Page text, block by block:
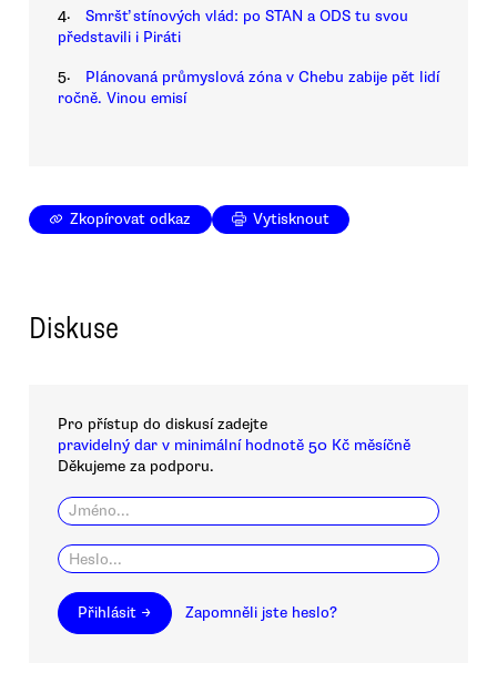
4.
Smršť stínových vlád: po STAN a ODS tu svou
představili i Piráti
5.
Plánovaná průmyslová zóna v Chebu zabije pět lidí
ročně. Vinou emisí
Zkopírovat odkaz Vytisknout
Diskuse
Pro přístup do diskusí zadejte
pravidelný dar v minimální hodnotě 50 Kč měsíčně
Děkujeme za podporu.
Přihlásit → Zapomněli jste heslo?